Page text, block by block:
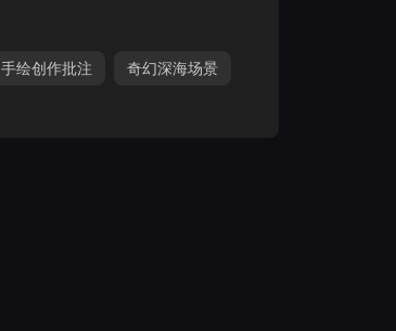
手绘创作批注 奇幻深海场景